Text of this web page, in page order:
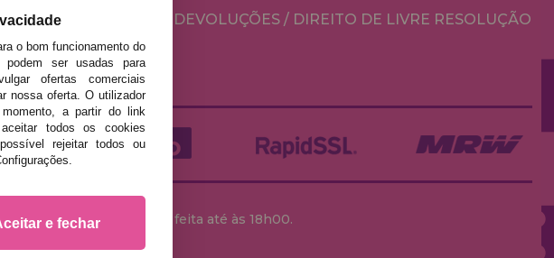
TABULEIRO
DEVOLUÇÕES / DIREITO DE LIVRE RESOLUÇÃO
que a encomenda seja feita até às 18h00.
o bom funcionamento do
ser usadas para
ofertas comerciais
nossa oferta. O utilizador
a partir do link
todos os cookies
rejeitar todos ou
e fechar